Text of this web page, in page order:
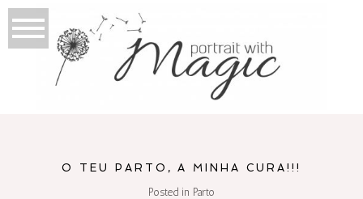
O TEU PARTO, A MINHA CURA!!!
Posted in Parto